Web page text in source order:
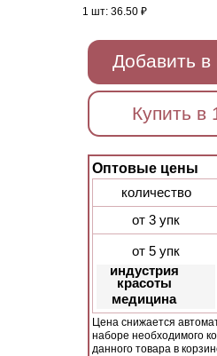
1 шт:36.50 ₽
Добавить в
Купить в
Оптовые цены
количество
от 3 упк
от 5 упк
индустрия
красоты
медицина
Цена снижается
наборе необходимого
данного товара в